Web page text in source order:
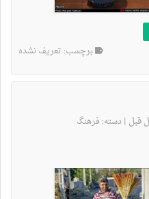
برچسب: تعریف نشده
| دسته: فرهنگ